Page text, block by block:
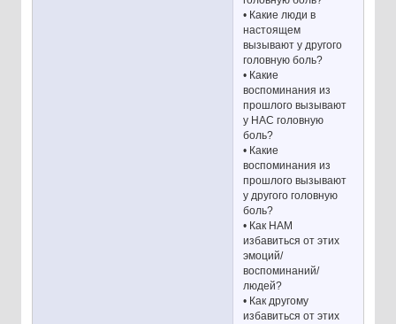
• Какие люди в
настоящем
вызывают у другого
головную боль?
• Какие
воспоминания из
прошлого вызывают
у НАС головную
боль?
• Какие
воспоминания из
прошлого вызывают
у другого головную
боль?
• Как НАМ
избавиться от этих
эмоций/
воспоминаний/
людей?
• Как другому
избавиться от этих